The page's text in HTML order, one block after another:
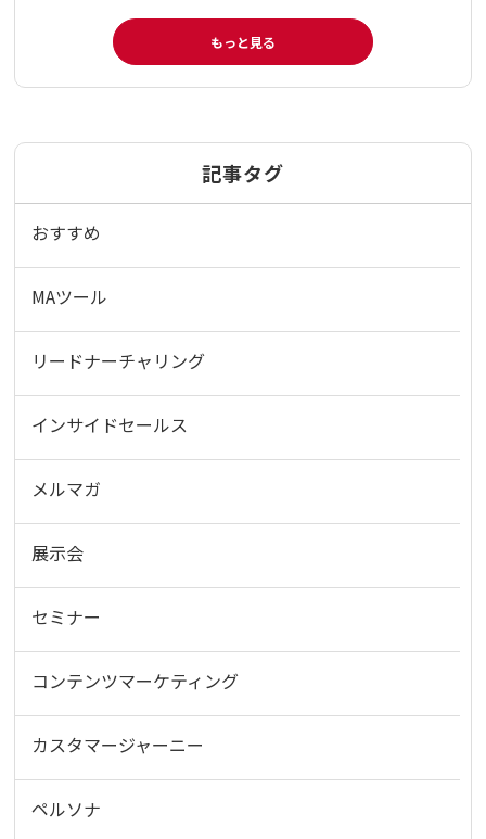
もっと見る
記事タグ
おすすめ
MAツール
リードナーチャリング
インサイドセールス
メルマガ
展示会
セミナー
コンテンツマーケティング
カスタマージャーニー
ペルソナ